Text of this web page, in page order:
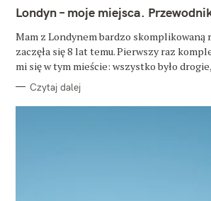
T
E
O
R
I
Londyn – moje miejsca.
Mam z Londynem bardzo skomplikowaną
zaczęła się 8 lat temu. Pierwszy raz
mi się w tym mieście: wszystko było
Czytaj dalej